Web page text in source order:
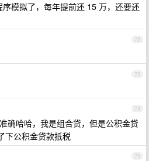
模拟了，每年提前还 15 万，还要还
72
73
74
确哈哈，我是组合贷，但是公积金贷
下公积金贷款抵税
75